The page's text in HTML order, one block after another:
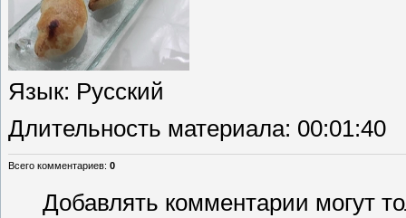
Язык: Русский
Длительность материала: 00:01:40
Всего комментариев: 0
Добавлять комментарии могут